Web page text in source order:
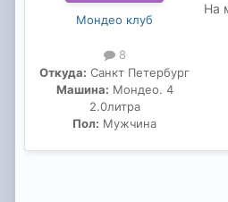
Мондео клуб
8
Откуда: Санкт Петербург
Машина: Мондео. 4
2.0литра
Пол: Мужчина
На